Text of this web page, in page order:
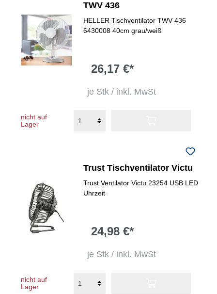
TWV 436
HELLER Tischventilator TWV 436
6430008 40cm grau/weiß
26,17 €*
je Stk / inkl. MwSt
nicht auf
Lager
Trust Tischventilator Victu
Trust Ventilator Victu 23254 USB LED
Uhrzeit
24,98 €*
je Stk / inkl. MwSt
nicht auf
Lager